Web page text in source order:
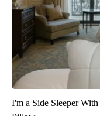
I'm a Side Sleeper